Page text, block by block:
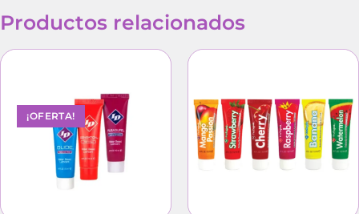
Productos relacionados
¡OFERTA!